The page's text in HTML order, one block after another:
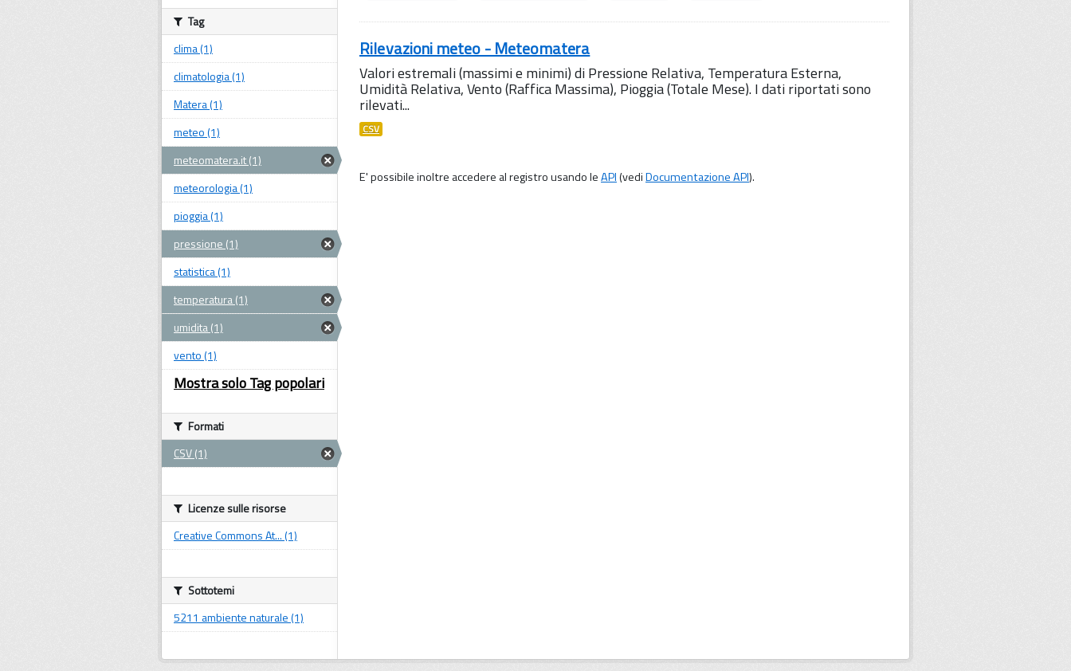
Rilevazioni meteo - Meteomatera
Valori estremali (massimi e minimi) di Pressione Relativa, Temperatura Esterna,
Umidità Relativa, Vento (Raffica Massima), Pioggia (Totale Mese). I dati riportati sono
rilevati...
CSV
E' possibile inoltre accedere al registro usando leAPI(vediDocumentazione API).
Tag
clima (1)
climatologia (1)
Matera (1)
meteo (1)
meteomatera.it (1)
meteorologia (1)
pioggia (1)
pressione (1)
statistica (1)
temperatura (1)
umidita (1)
vento (1)
Mostra solo Tag popolari
Formati
CSV (1)
Licenze sulle risorse
Creative Commons At... (1)
Sottotemi
5211 ambiente naturale (1)